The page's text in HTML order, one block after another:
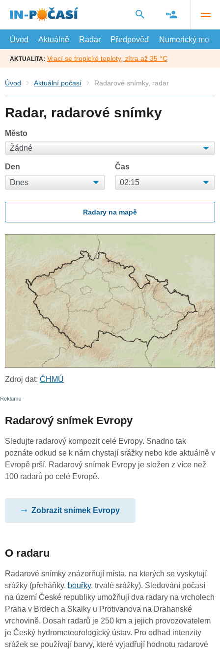
hlavní
Úvod
Aktuálně Radar Předpověď Numerický model
AKTUALITA: Vrací se tropické teploty, zítra až 35 °C
Úvod Aktuální počasí Radarové snímky, radar
Radar, radarové snímky
Město
Den Čas
Radary na mapě
Zdroj dat: ČHMÚ
Radarový snímek Evropy
Sledujte radarový kompozit celé Evropy. Snadno tak
poznáte odkud se k nám chystají srážky nebo kde aktuálně v
Evropě prší. Radarový snímek Evropy je složen z více než
100 radarů po celé Evropě.
Zobrazit snímek Evropy
O radaru
Radarové snímky znázorňují místa, na kterých se vyskytují
srážky (přeháňky, bouřky, trvalé srážky). Sledování počasí
na území České republiky umožňují dva radary na vrcholech
Praha v Brdech a Skalky u Protivanova na Drahanské
vrchovině. Dosah radarů je 250 km a jejich provozovatelem
je Český hydrometeorologický ústav. Pro odhad intenzity
srážek se používají barvy, které vyjadřují hodnotu radarové